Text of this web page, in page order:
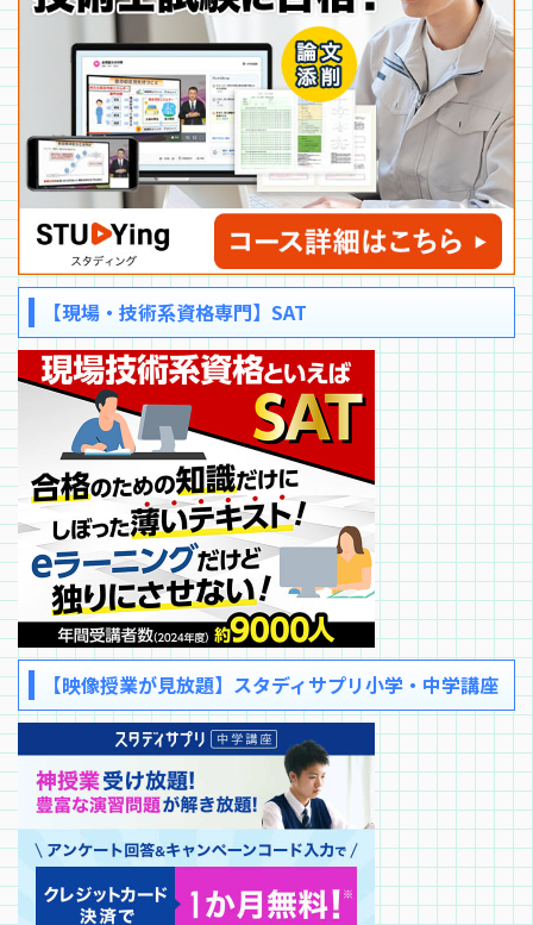
【現場・技術系資格専門】SAT
【映像授業が見放題】スタディサプリ小学・中学講座